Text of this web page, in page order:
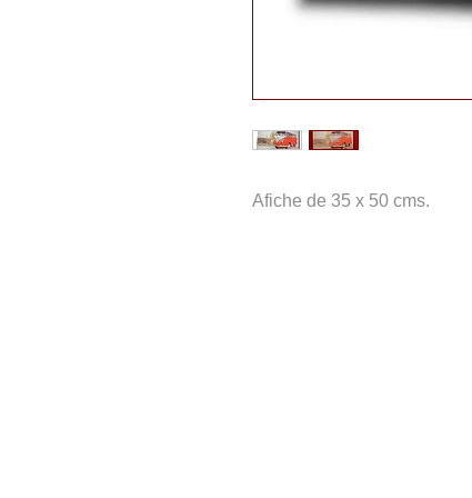
Afiche de 35 x 50 cms.